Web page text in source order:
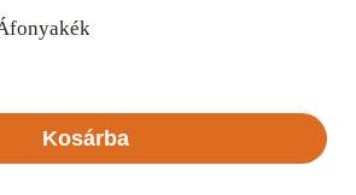
Kosárba